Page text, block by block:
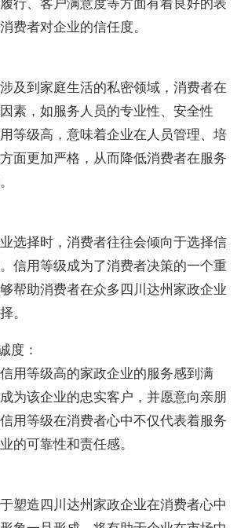
行、客户满意度等方面有着良好的表
费者对企业的信任度。
及到家庭生活的私密领域，消费者在
素，如服务人员的专业性、安全性
等级高，意味着企业在人员管理、培
面更加严格，从而降低消费者在服务
选择时，消费者往往会倾向于选择信
信用等级成为了消费者决策的一个重
帮助消费者在众多四川达州家政企业
。
度：
用等级高的家政企业的服务感到满
为该企业的忠实客户，并愿意向亲朋
用等级在消费者心中不仅代表着服务
的可靠性和责任感。
塑造四川达州家政企业在消费者心中